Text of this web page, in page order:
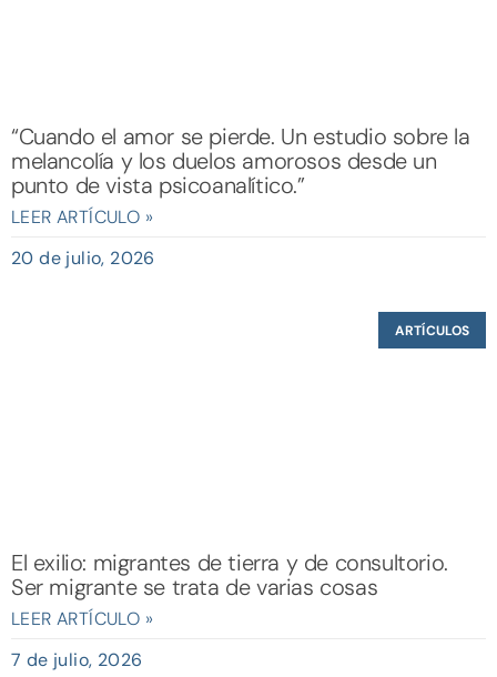
“Cuando el amor se pierde. Un estudio sobre la
melancolía y los duelos amorosos desde un
punto de vista psicoanalítico.”
LEER ARTÍCULO »
20 de julio, 2026
ARTÍCULOS
El exilio: migrantes de tierra y de consultorio.
Ser migrante se trata de varias cosas
LEER ARTÍCULO »
7 de julio, 2026